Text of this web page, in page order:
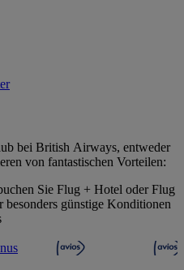
bei British Airways, entweder
von fantastischen Vorteilen:
Sie Flug + Hotel oder Flug
besonders günstige Konditionen